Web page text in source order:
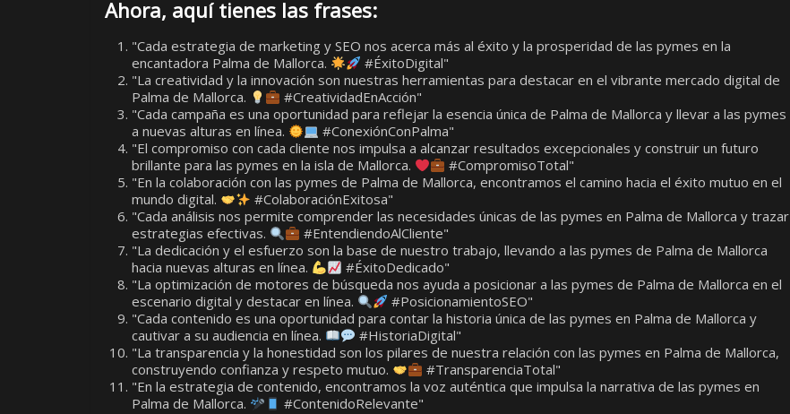
Ahora, aquí tienes las frases:
"Cada estrategia de marketing y SEO nos acerca más al éxito y la prosperidad de las pymes en la
encantadora Palma de Mallorca.
#ÉxitoDigital"
"La creatividad y la innovación son nuestras herramientas para destacar en el vibrante mercado digital de
Palma de Mallorca.
#CreatividadEnAcción"
"Cada campaña es una oportunidad para reflejar la esencia única de Palma de Mallorca y llevar a las pymes
a nuevas alturas en línea.
#ConexiónConPalma"
"El compromiso con cada cliente nos impulsa a alcanzar resultados excepcionales y construir un futuro
brillante para las pymes en la isla de Mallorca.
#CompromisoTotal"
"En la colaboración con las pymes de Palma de Mallorca, encontramos el camino hacia el éxito mutuo en el
mundo digital.
#ColaboraciónExitosa"
"Cada análisis nos permite comprender las necesidades únicas de las pymes en Palma de Mallorca y trazar
estrategias efectivas.
#EntendiendoAlCliente"
"La dedicación y el esfuerzo son la base de nuestro trabajo, llevando a las pymes de Palma de Mallorca
hacia nuevas alturas en línea.
#ÉxitoDedicado"
"La optimización de motores de búsqueda nos ayuda a posicionar a las pymes de Palma de Mallorca en el
escenario digital y destacar en línea.
#PosicionamientoSEO"
"Cada contenido es una oportunidad para contar la historia única de las pymes en Palma de Mallorca y
cautivar a su audiencia en línea.
#HistoriaDigital"
"La transparencia y la honestidad son los pilares de nuestra relación con las pymes en Palma de Mallorca,
construyendo confianza y respeto mutuo.
#TransparenciaTotal"
"En la estrategia de contenido, encontramos la voz auténtica que impulsa la narrativa de las pymes en
Palma de Mallorca.
#ContenidoRelevante"